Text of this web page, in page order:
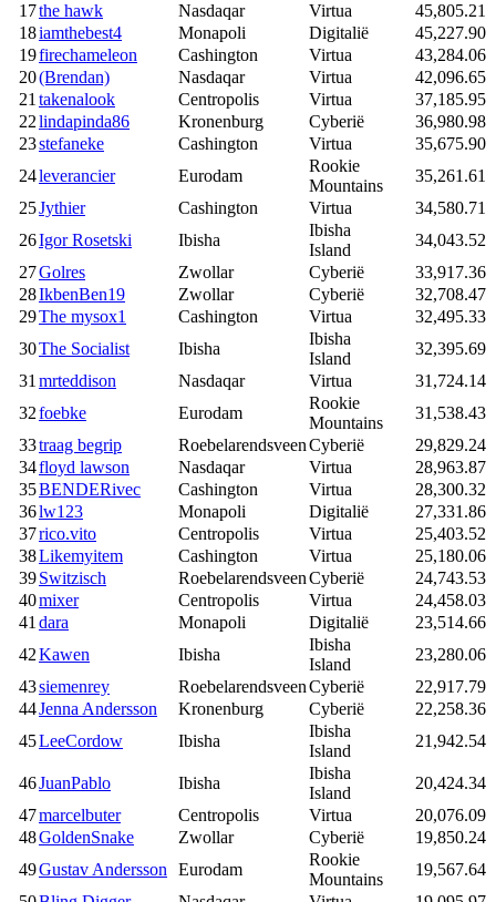
17the hawk Nasdaqar Virtua
45,805.21
18iamthebest4 Monapoli Digitalië
45,227.90
19firechameleon Cashington Virtua
43,284.06
20(Brendan) Nasdaqar Virtua
42,096.65
21takenalook Centropolis Virtua
37,185.95
22lindapinda86 Kronenburg Cyberië
36,980.98
23stefaneke Cashington Virtua
35,675.90
24leverancier Eurodam
Rookie
Mountains
35,261.61
25Jythier Cashington Virtua
34,580.71
26Igor Rosetski Ibisha
Ibisha
Island
34,043.52
27Golres Zwollar Cyberië
33,917.36
28IkbenBen19 Zwollar Cyberië
32,708.47
29The mysox1 Cashington Virtua
32,495.33
30The Socialist Ibisha
Ibisha
Island
32,395.69
31mrteddison Nasdaqar Virtua
31,724.14
32foebke Eurodam
Rookie
Mountains
31,538.43
33traag begrip RoebelarendsveenCyberië
29,829.24
34floyd lawson Nasdaqar Virtua
28,963.87
35BENDERivec Cashington Virtua
28,300.32
36lw123 Monapoli Digitalië
27,331.86
37rico.vito Centropolis Virtua
25,403.52
38Likemyitem Cashington Virtua
25,180.06
39Switzisch RoebelarendsveenCyberië
24,743.53
40mixer Centropolis Virtua
24,458.03
41dara Monapoli Digitalië
23,514.66
42Kawen Ibisha
Ibisha
Island
23,280.06
43siemenrey RoebelarendsveenCyberië
22,917.79
44Jenna Andersson Kronenburg Cyberië
22,258.36
45LeeCordow Ibisha
Ibisha
Island
21,942.54
46JuanPablo Ibisha
Ibisha
Island
20,424.34
47marcelbuter Centropolis Virtua
20,076.09
48GoldenSnake Zwollar Cyberië
19,850.24
49Gustav Andersson Eurodam
Rookie
Mountains
19,567.64